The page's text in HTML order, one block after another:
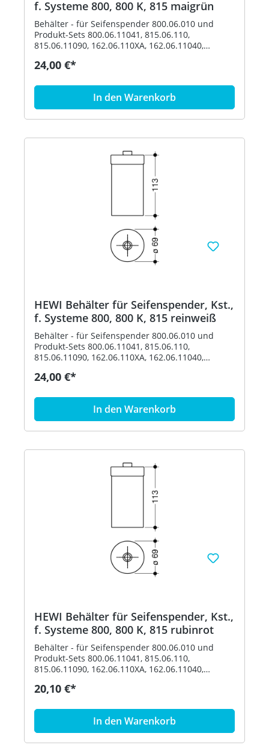
f. Systeme 800, 800 K, 815 maigrün
Behälter - für Seifenspender 800.06.010 und
Produkt-Sets 800.06.11041, 815.06.110,
815.06.11090, 162.06.110XA, 162.06.11040,
900.06.00160 und 900.06.001XA - Durchmesser
Polyamid nach HEWI Farbtabelle Artikel: HEWI
24,00 €*
In den Warenkorb
HEWI Behälter für Seifenspender, Kst.,
f. Systeme 800, 800 K, 815 reinweiß
Behälter - für Seifenspender 800.06.010 und
Produkt-Sets 800.06.11041, 815.06.110,
815.06.11090, 162.06.110XA, 162.06.11040,
900.06.00160 und 900.06.001XA - Durchmesser
Polyamid nach HEWI Farbtabelle Artikel: HEWI
24,00 €*
In den Warenkorb
HEWI Behälter für Seifenspender, Kst.,
f. Systeme 800, 800 K, 815 rubinrot
Behälter - für Seifenspender 800.06.010 und
Produkt-Sets 800.06.11041, 815.06.110,
815.06.11090, 162.06.110XA, 162.06.11040,
900.06.00160 und 900.06.001XA - Durchmesser
Polyamid nach HEWI Farbtabelle Artikel: HEWI
20,10 €*
In den Warenkorb